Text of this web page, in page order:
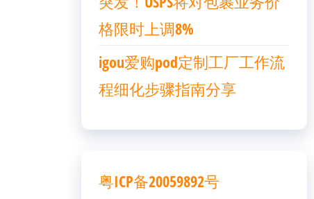
格限时上调8%
igou爱购pod定制工厂工作流
程细化步骤指南分享
粤ICP备20059892号